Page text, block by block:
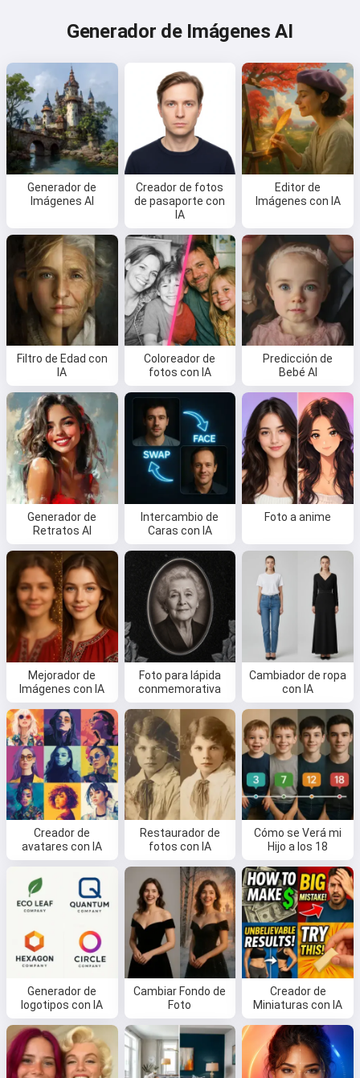
Generador de Imágenes AI
Generador de
Imágenes AI
Creador de fotos
de pasaporte con
IA
Editor de
Imágenes con IA
Filtro de Edad con
IA
Coloreador de
fotos con IA
Predicción de
Bebé AI
Generador de
Retratos AI
Intercambio de
Caras con IA
Foto a anime
Mejorador de
Imágenes con IA
Foto para lápida
conmemorativa
Cambiador de ropa
con IA
Creador de
avatares con IA
Restaurador de
fotos con IA
Cómo se Verá mi
Hijo a los 18
Generador de
logotipos con IA
Cambiar Fondo de
Foto
Creador de
Miniaturas con IA